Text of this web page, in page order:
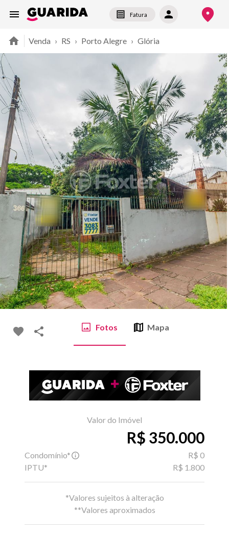
Fatura
Venda › RS › Porto Alegre › Glória
Fotos Mapa
Valor do Imóvel
R$ 350.000
Condomínio*
R$ 0
IPTU*
R$ 1.800
*Valores sujeitos à alteração
**Valores aproximados